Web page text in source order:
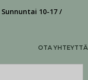
10-17 /
OTA YHTEYTTÄ